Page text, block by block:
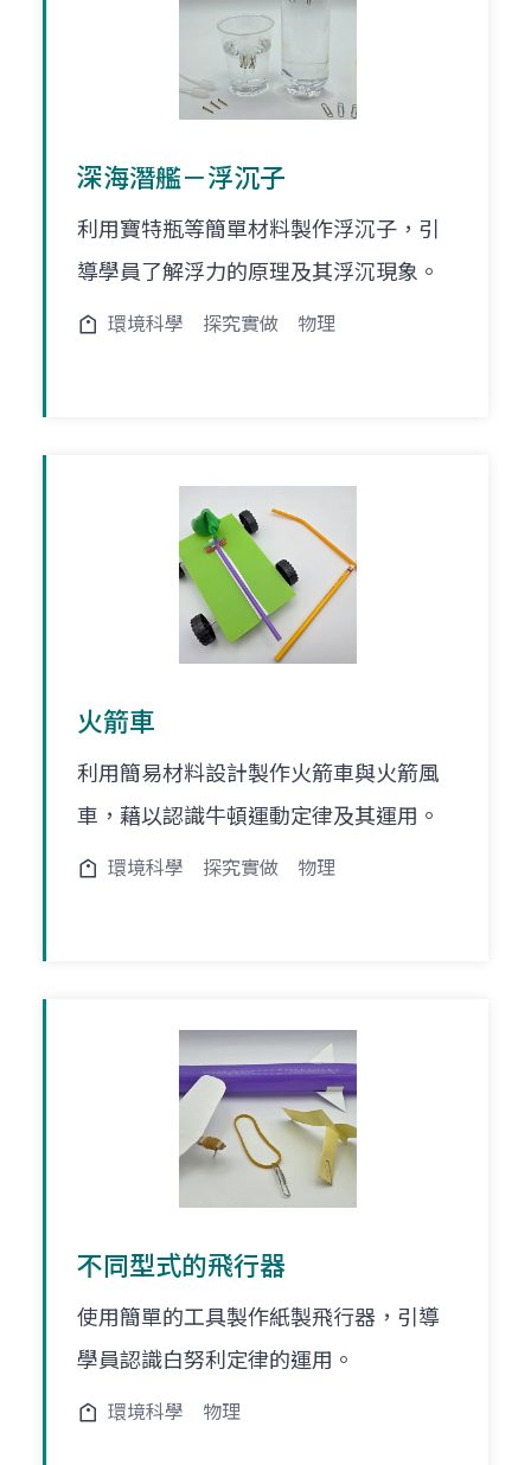
深海潛艦－浮沉子
利用寶特瓶等簡單材料製作浮沉子，引
導學員了解浮力的原理及其浮沉現象。
環境科學 探究實做 物理
火箭車
利用簡易材料設計製作火箭車與火箭風
車，藉以認識牛頓運動定律及其運用。
環境科學 探究實做 物理
不同型式的飛行器
使用簡單的工具製作紙製飛行器，引導
學員認識白努利定律的運用。
環境科學 物理